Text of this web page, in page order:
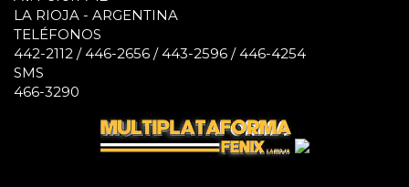
LA RIOJA - ARGENTINA
TELÉFONOS
442-2112 / 446-2656 / 443-2596 / 446-4254
SMS
466-3290